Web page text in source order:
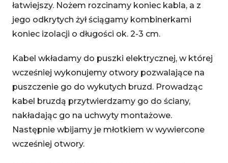
łatwiejszy. Nożem rozcinamy koniec kabla, a z
jego odkrytych żył ściągamy kombinerkami
koniec izolacji o długości ok. 2-3 cm.
Kabel wkładamy do puszki elektrycznej, w której
wcześniej wykonujemy otwory pozwalające na
puszczenie go do wykutych bruzd. Prowadząc
kabel bruzdą przytwierdzamy go do ściany,
nakładając go na uchwyty montażowe.
Następnie wbijamy je młotkiem w wywiercone
wcześniej otwory.